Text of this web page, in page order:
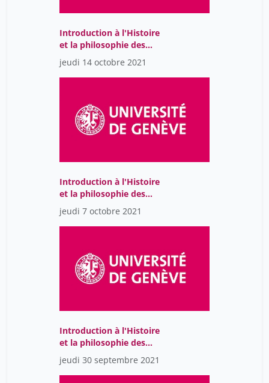
Introduction à l'Histoire
et la philosophie des
sciences
jeudi 14 octobre 2021
Introduction à l'Histoire
et la philosophie des
sciences
jeudi 7 octobre 2021
Introduction à l'Histoire
et la philosophie des
sciences
jeudi 30 septembre 2021